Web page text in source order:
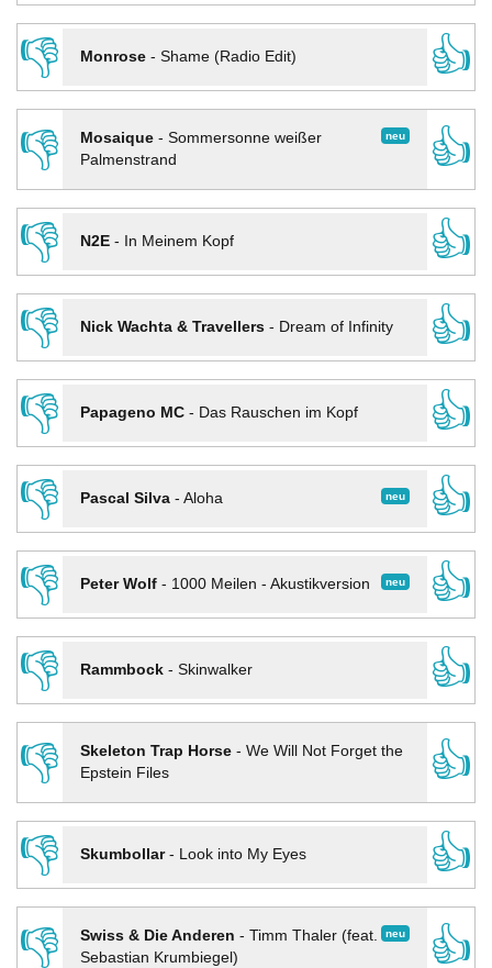
👎
Monrose- Shame (Radio Edit)
👍
👎
neu
Mosaique- Sommersonne weißer
Palmenstrand
👍
👎
N2E- In Meinem Kopf
👍
👎
Nick Wachta & Travellers- Dream of Infinity
👍
👎
Papageno MC- Das Rauschen im Kopf
👍
👎
neu
Pascal Silva- Aloha
👍
👎
neu
Peter Wolf- 1000 Meilen - Akustikversion
👍
👎
Rammbock- Skinwalker
👍
👎
Skeleton Trap Horse- We Will Not Forget the
Epstein Files
👍
👎
Skumbollar- Look into My Eyes
👍
👎
neu
Swiss & Die Anderen - Timm Thaler (feat.
Sebastian Krumbiegel)
👍